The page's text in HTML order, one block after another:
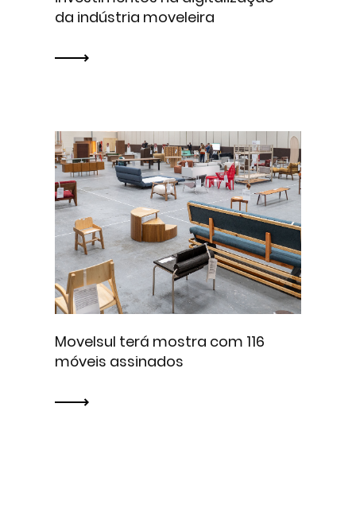
da indústria moveleira
Movelsul terá mostra com 116
móveis assinados